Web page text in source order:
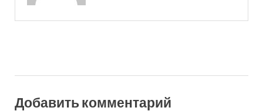
Добавить комментарий